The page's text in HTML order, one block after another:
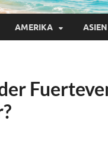
AMERIKA ASIEN